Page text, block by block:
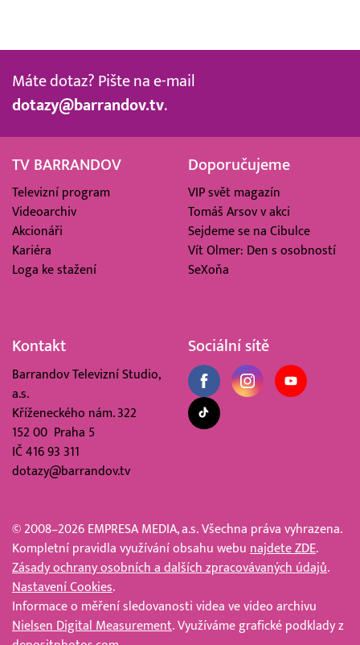
Máte dotaz? Pište na e-mail
dotazy@barrandov.tv.
TV BARRANDOV
Televizní program
Videoarchiv
Akcionáři
Kariéra
Loga ke stažení
Doporučujeme
VIP svět magazín
Tomáš Arsov v akci
Sejdeme se na Cibulce
Vít Olmer: Den s osobností
SeXoňa
Kontakt
Barrandov Televizní Studio,
a.s.
Kříženeckého nám. 322
152 00 Praha 5
IČ 416 93 311
dotazy@barrandov.tv
Sociální sítě
© 2008–2026 EMPRESA MEDIA, a.s. Všechna práva vyhrazena.
Kompletní pravidla využívání obsahu webu najdete ZDE.
Zásady ochrany osobních a dalších zpracovávaných údajů.
Nastavení Cookies.
Informace o měření sledovanosti videa ve video archivu
Nielsen Digital Measurement. Využíváme grafické podklady z